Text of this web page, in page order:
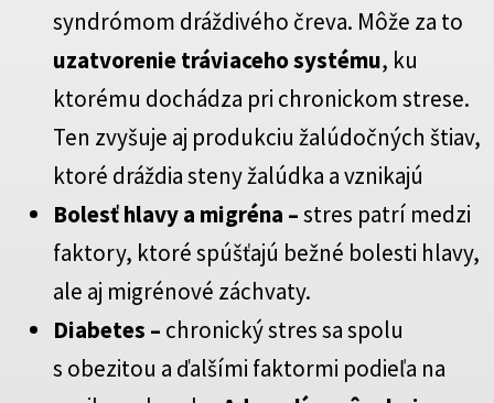
syndrómom dráždivého čreva. Môže za to
uzatvorenie tráviaceho systému, ku
ktorému dochádza pri chronickom strese.
Ten zvyšuje aj produkciu žalúdočných štiav,
ktoré dráždia steny žalúdka a vznikajú
Bolesť hlavy a migréna –stres patrí medzi
faktory, ktoré spúšťajú bežné bolesti hlavy,
ale aj migrénové záchvaty.
Diabetes – chronický stres sa spolu
s obezitou a ďalšími faktormi podieľa na